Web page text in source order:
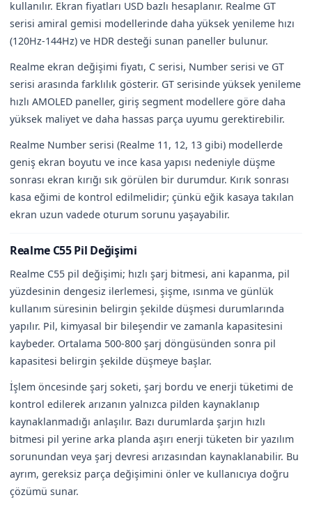
kullanılır. Ekran fiyatları USD bazlı hesaplanır. Realme GT
serisi amiral gemisi modellerinde daha yüksek yenileme hızı
(120Hz-144Hz) ve HDR desteği sunan paneller bulunur.
Realme ekran değişimi fiyatı, C serisi, Number serisi ve GT
serisi arasında farklılık gösterir. GT serisinde yüksek yenileme
hızlı AMOLED paneller, giriş segment modellere göre daha
yüksek maliyet ve daha hassas parça uyumu gerektirebilir.
Realme Number serisi (Realme 11, 12, 13 gibi) modellerde
geniş ekran boyutu ve ince kasa yapısı nedeniyle düşme
sonrası ekran kırığı sık görülen bir durumdur. Kırık sonrası
kasa eğimi de kontrol edilmelidir; çünkü eğik kasaya takılan
ekran uzun vadede oturum sorunu yaşayabilir.
Realme C55 Pil Değişimi
Realme C55 pil değişimi; hızlı şarj bitmesi, ani kapanma, pil
yüzdesinin dengesiz ilerlemesi, şişme, ısınma ve günlük
kullanım süresinin belirgin şekilde düşmesi durumlarında
yapılır. Pil, kimyasal bir bileşendir ve zamanla kapasitesini
kaybeder. Ortalama 500-800 şarj döngüsünden sonra pil
kapasitesi belirgin şekilde düşmeye başlar.
İşlem öncesinde şarj soketi, şarj bordu ve enerji tüketimi de
kontrol edilerek arızanın yalnızca pilden kaynaklanıp
kaynaklanmadığı anlaşılır. Bazı durumlarda şarjın hızlı
bitmesi pil yerine arka planda aşırı enerji tüketen bir yazılım
sorunundan veya şarj devresi arızasından kaynaklanabilir. Bu
ayrım, gereksiz parça değişimini önler ve kullanıcıya doğru
çözümü sunar.